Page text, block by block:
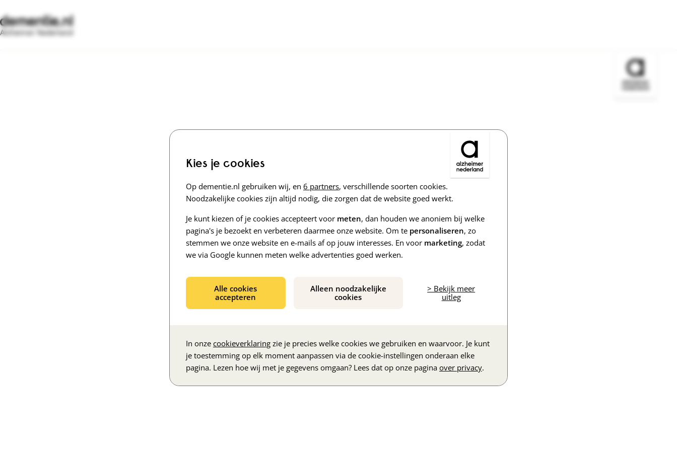
Kies je cookies
Op dementie.nl gebruiken wij, en 6 partners, verschillende soorten cookies.
Noodzakelijke cookies zijn altijd nodig, die zorgen dat de website goed werkt.
Je kunt kiezen of je cookies accepteert voor meten, dan houden we anoniem bij welke
pagina's je bezoekt en verbeteren daarmee onze website. Om te personaliseren, zo
stemmen we onze website en e-mails af op jouw interesses. En voor marketing, zodat
we via Google kunnen meten welke advertenties goed werken.
Alle cookies
accepteren
Alleen noodzakelijke
cookies
> Bekijk meer
uitleg
In onze cookieverklaring zie je precies welke cookies we gebruiken en waarvoor. Je kunt
je toestemming op elk moment aanpassen via de cookie-instellingen onderaan elke
pagina. Lezen hoe wij met je gegevens omgaan? Lees dat op onze pagina over privacy.
Alzheimer Nederland
Bezoek de